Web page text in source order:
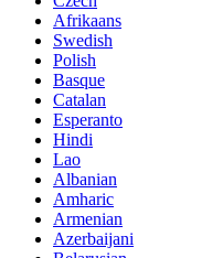
Afrikaans
Swedish
Polish
Basque
Catalan
Esperanto
Hindi
Lao
Albanian
Amharic
Armenian
Azerbaijani